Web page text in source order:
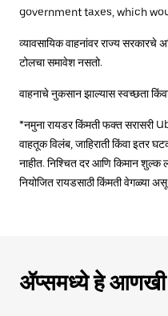
government taxes, which
व्यावसायिक वाहनांवर राज्य सरकारचे
टोलचा समावेश नसतो.
वाहनाचे नुकसान झाल्यास स्वच्छता
*नमुना रायडर किंमती फक्त सरासरी
वाहतूक विलंब, जाहिराती किंवा इतर
नाहीत. निश्चित दर आणि किमान शुल्क
नियोजित रायडसाठी किंमती वेगळ्या
ॲप्समध्ये हे